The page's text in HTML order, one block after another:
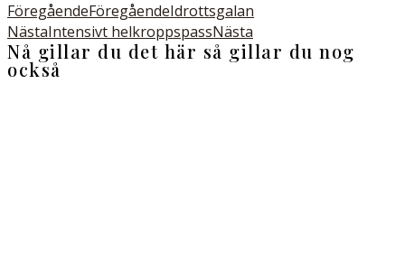
FöregåendeFöregåendeIdrottsgalan
NästaIntensivt helkroppspassNästa
Nå gillar du det här så gillar du nog
också